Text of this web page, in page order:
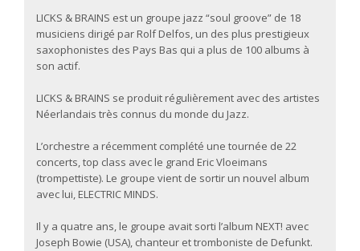
LICKS & BRAINS est un groupe jazz “soul groove” de 18
musiciens dirigé par Rolf Delfos, un des plus prestigieux
saxophonistes des Pays Bas qui a plus de 100 albums à
son actif.
LICKS & BRAINS se produit régulièrement avec des artistes
Néerlandais très connus du monde du Jazz.
L’orchestre a récemment complété une tournée de 22
concerts, top class avec le grand Eric Vloeimans
(trompettiste). Le groupe vient de sortir un nouvel album
avec lui, ELECTRIC MINDS.
Il y a quatre ans, le groupe avait sorti l’album NEXT! avec
Joseph Bowie (USA), chanteur et tromboniste de Defunkt.